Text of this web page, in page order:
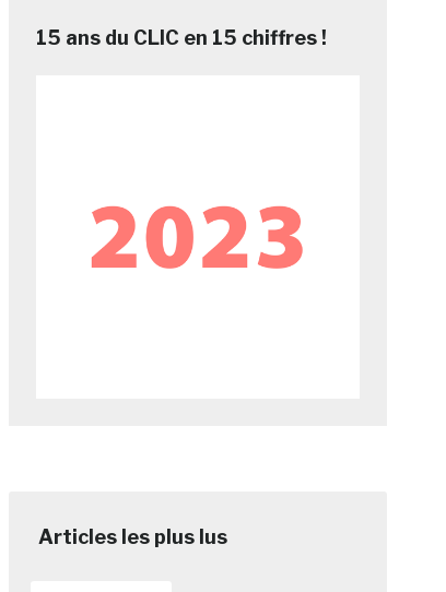
15 ans du CLIC en 15 chiffres !